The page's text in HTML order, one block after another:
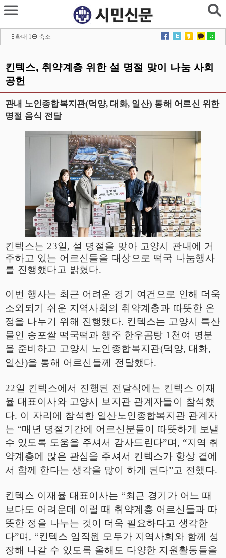
확대 l 축소
킨텍스, 취약계층 위한 설 명절 맞이 나눔 사회
공헌
관내 노인종합복지관(덕양, 대화, 일산) 통해 어르신 위한
명절 음식 전달
킨텍스는 23일, 설 명절을 맞아 고양시 관내에 거
주하고 있는 어르신들을 대상으로 떡국 나눔행사
를 진행했다고 밝혔다.
이번 행사는 최근 어려운 경기 여건으로 인해 더욱
소외되기 쉬운 지역사회의 취약계층과 따뜻한 온
정을 나누기 위해 진행됐다. 킨텍스는 고양시 특산
물인 송포쌀 떡국떡과 행주 한우곰탕 1 천여 명분
을 준비하고 고양시 노인종합복지관(덕양, 대화,
일산)을 통해 어르신들께 전달했다.
22일 킨텍스에서 진행된 전달식에는 킨텍스 이재
율 대표이사와 고양시 보지관 관계자들이 참석했
다. 이 자리에 참석한 일산노인종합복지관 관계자
는 “매년 명절기간에 어르신분들이 따뜻하게 보낼
수 있도록 도움을 주셔서 감사드린다”며 , “지역 취
약계층에 많은 관심을 주셔서 킨텍스가 항상 곁에
서 함께 한다는 생각을 많이 하게 된다”고 전했다.
킨텍스 이재율 대표이사는 “최근 경기가 어느 때
보다도 어려운데 이럴 때 취약계층 어르신들과 따
뜻한 정을 나누는 것이 더욱 필요하다고 생각한
다”며 , “킨텍스 임직원 모두가 지역사회와 함께 성
장해 나갈 수 있도록 올해도 다양한 지원활동들을